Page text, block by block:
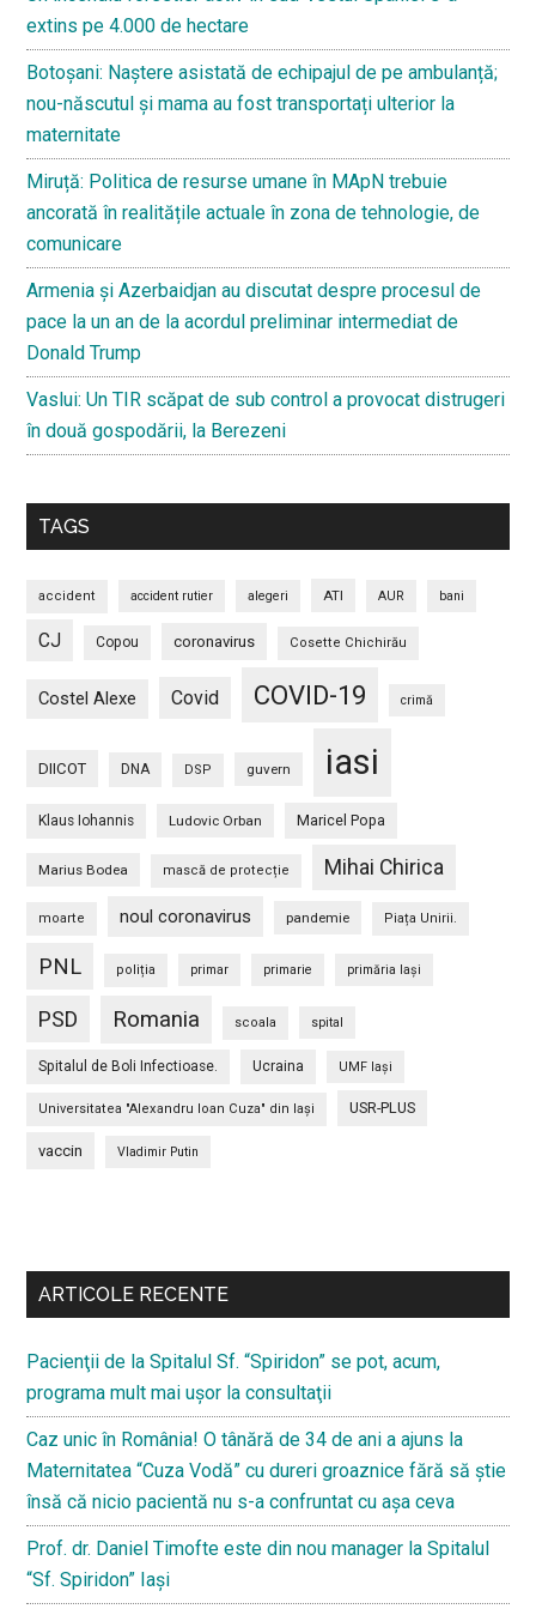
extins pe 4.000 de hectare
Botoșani: Naștere asistată de echipajul de pe ambulanță;
nou-născutul și mama au fost transportați ulterior la
maternitate
Miruță: Politica de resurse umane în MApN trebuie
ancorată în realitățile actuale în zona de tehnologie, de
comunicare
Armenia și Azerbaidjan au discutat despre procesul de
pace la un an de la acordul preliminar intermediat de
Donald Trump
Vaslui: Un TIR scăpat de sub control a provocat distrugeri
în două gospodării, la Berezeni
TAGS
accident accident rutier alegeri ATI AUR bani
CJ Copou coronavirus Cosette Chichirău
Costel Alexe Covid COVID-19 crimă
DIICOT DNA DSP guvern iasi
Klaus Iohannis Ludovic Orban Maricel Popa
Marius Bodea mască de protecție Mihai Chirica
moarte noul coronavirus pandemie Piața Unirii.
PNL poliția primar primarie primăria Iași
PSD Romania scoala spital
Spitalul de Boli Infectioase. Ucraina UMF Iași
Universitatea "Alexandru Ioan Cuza" din Iaşi USR-PLUS
vaccin Vladimir Putin
secundara
ARTICOLE RECENTE
Pacienţii de la Spitalul Sf. “Spiridon” se pot, acum,
programa mult mai uşor la consultaţii
Caz unic în România! O tânără de 34 de ani a ajuns la
Maternitatea “Cuza Vodă” cu dureri groaznice fără să ştie
însă că nicio pacientă nu s-a confruntat cu așa ceva
Prof. dr. Daniel Timofte este din nou manager la Spitalul
“Sf. Spiridon” Iaşi